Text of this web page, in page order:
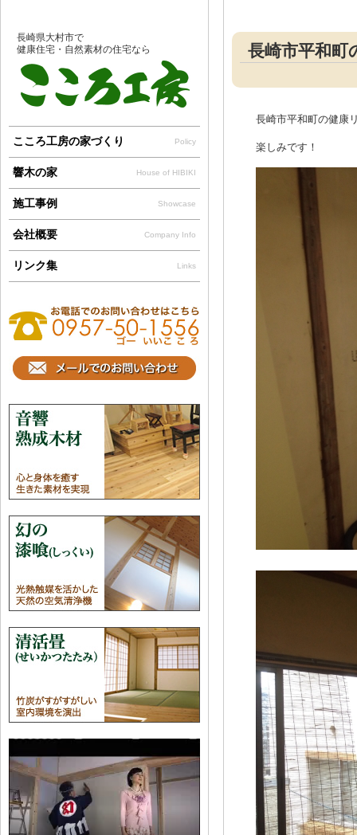
長崎市平和町
長崎市平和町の健康
楽しみです！
長崎県大村市で
健康住宅・自然素材の住宅なら
こころ工房の家づくり Policy
響木の家 House of HIBIKI
施工事例 Showcase
会社概要 Company Info
リンク集 Links